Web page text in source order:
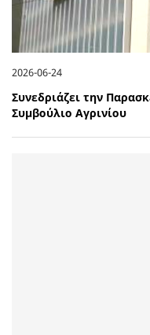
2026-06-24
Συνεδριάζει την
Συμβούλιο Αγρινίου